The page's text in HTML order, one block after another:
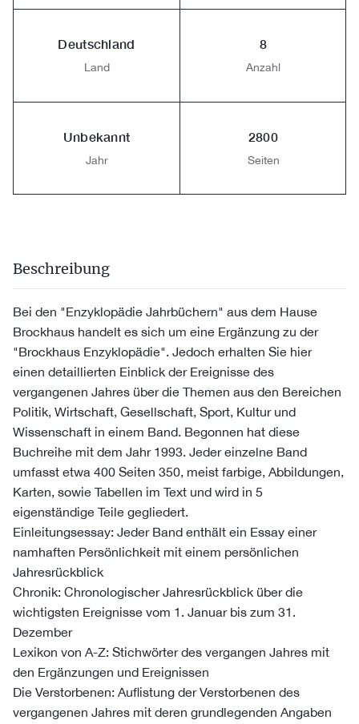
Deutschland
Land
8
Anzahl
Unbekannt
Jahr
2800
Seiten
Beschreibung
Bei den "Enzyklopädie Jahrbüchern" aus dem Hause
Brockhaus handelt es sich um eine Ergänzung zu der
"Brockhaus Enzyklopädie". Jedoch erhalten Sie hier
einen detaillierten Einblick der Ereignisse des
vergangenen Jahres über die Themen aus den Bereichen
Politik, Wirtschaft, Gesellschaft, Sport, Kultur und
Wissenschaft in einem Band. Begonnen hat diese
Buchreihe mit dem Jahr 1993. Jeder einzelne Band
umfasst etwa 400 Seiten 350, meist farbige, Abbildungen,
Karten, sowie Tabellen im Text und wird in 5
eigenständige Teile gegliedert.
Einleitungsessay: Jeder Band enthält ein Essay einer
namhaften Persönlichkeit mit einem persönlichen
Jahresrückblick
Chronik: Chronologischer Jahresrückblick über die
wichtigsten Ereignisse vom 1. Januar bis zum 31.
Dezember
Lexikon von A-Z: Stichwörter des vergangen Jahres mit
den Ergänzungen und Ereignissen
Die Verstorbenen: Auflistung der Verstorbenen des
vergangenen Jahres mit deren grundlegenden Angaben